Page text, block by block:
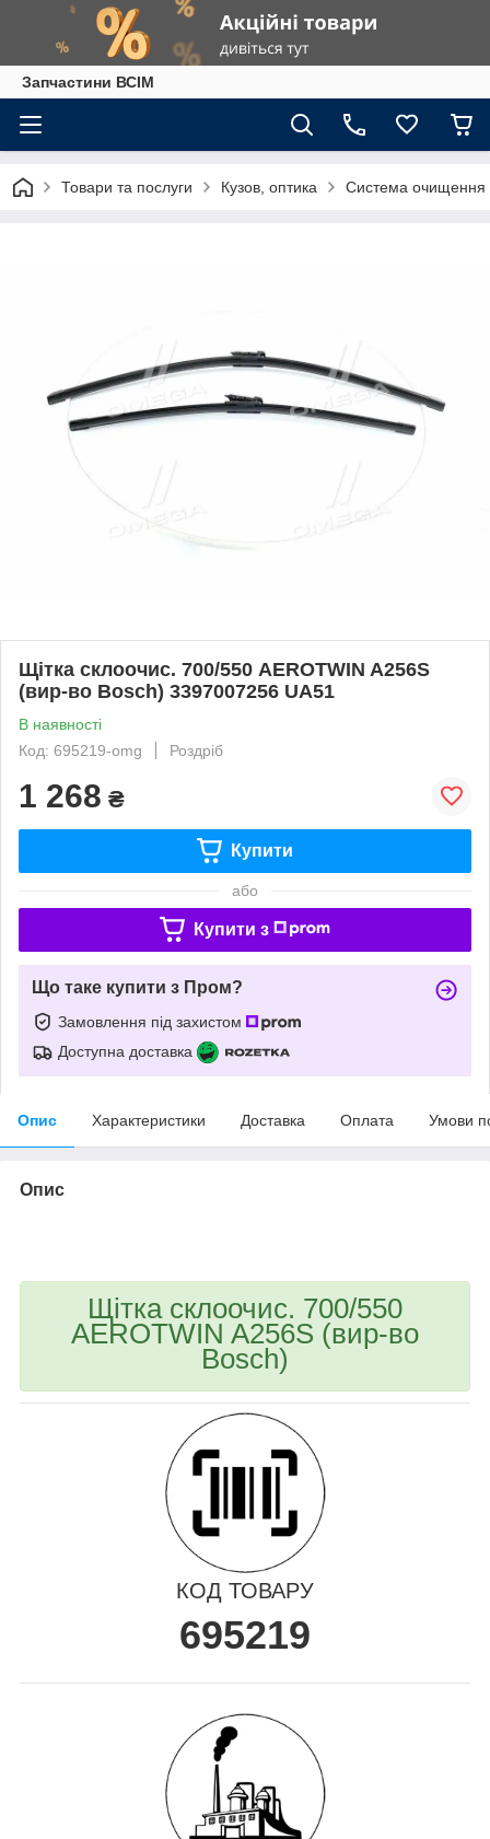
Запчастини ВСІМ
Товари та послуги Кузов, оптика Система очищення
Щітка склоочис. 700/550 AEROTWIN A256S
(вир-во Bosch) 3397007256 UA51
В наявності
Код: 695219-omg
Роздріб
1 268 ₴
Купити
або
Купити з
Що таке купити з Пром?
Замовлення під захистом
Доступна доставка
Опис Характеристики Доставка Оплата Умови
Опис
Щітка склоочис. 700/550
AEROTWIN A256S (вир-во
Bosch)
КОД ТОВАРУ
695219